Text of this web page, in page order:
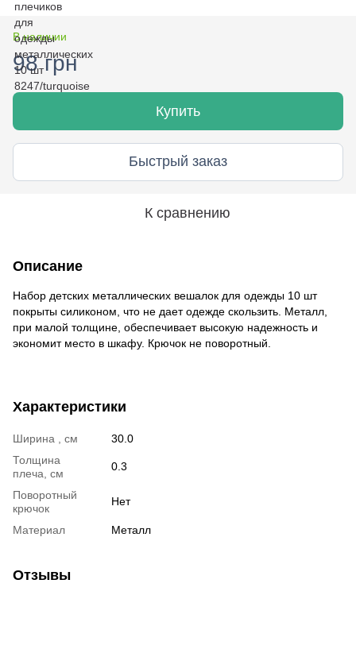
В наличии
98 грн
Купить
Быстрый заказ
К сравнению
Описание
Набор детских металлических вешалок для одежды 10 шт
покрыты силиконом, что не дает одежде скользить. Металл,
при малой толщине, обеспечивает высокую надежность и
экономит место в шкафу. Крючок не поворотный.
Характеристики
Ширина , см
30.0
Толщина
плеча, см
0.3
Поворотный
крючок
Нет
Материал Металл
Отзывы